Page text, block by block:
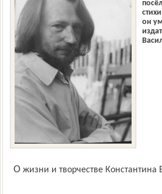
он
О жизни и творчестве Константина